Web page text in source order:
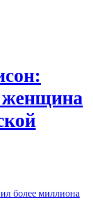
женщина
более миллиона